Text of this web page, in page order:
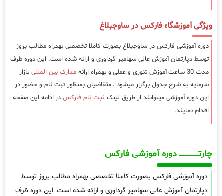
ویژگی آموزشگاه فارکس در ساوجبلاغ
دوره آموزشی فارکس در ساوجبلاغ بصورت کاملا تخصصی بهمراه مطالب بروز
توسط دپارتمان آموزش عالی سهامیر گرداوری و ارائه شده است. این دوره ظرف
مدت 30 ساعت آموزش تئوری و عملی و بهمراه ارائه
مدارک بین المللی بازار
سرمایه به شرح جدول برگزار میشود . متقاضیان بمنظور ثبت نام و حضور در
این دوره آموزشی میتوانند از طریق لینک ثبت نام فارکس در ادامه این صفحه
اقدام نمایند.
چارتـــــــــــــــــــ دوره آموزشی فارکس
دوره آموزشی فارکس بصورت کاملا تخصصی بهمراه مطالب بروز توسط
دپارتمان آموزش عالی سهامیر گرداوری و ارائه شده است. این دوره ظرف